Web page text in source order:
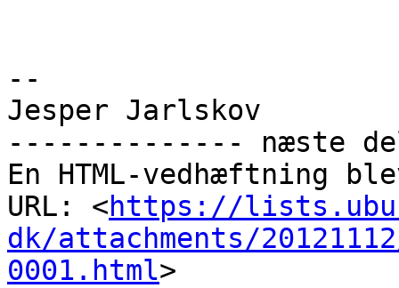
--
Jesper Jarlskov
-------------- næste
En HTML-vedhæftning
URL: <https://
dk/attachments/
0001.html